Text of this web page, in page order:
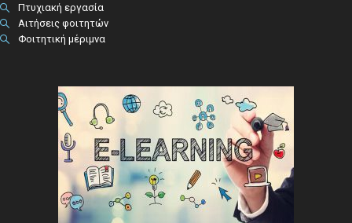
Πτυχιακή εργασία
Αιτήσεις φοιτητών
Φοιτητική μέριμνα